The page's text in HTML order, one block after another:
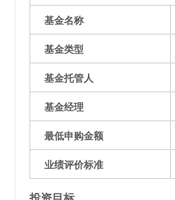
基金名称
基金类型
基金托管人
基金经理
最低申购金额
业绩评价标准